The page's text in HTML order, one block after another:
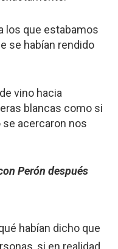
los que estabamos
se habían rendido
vino hacia
blancas como si
acercaron nos
Perón después
habían dicho que
si en realidad